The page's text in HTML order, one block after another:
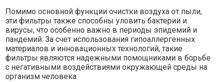
Помимо основной функции очистки воздуха от пыли,
эти фильтры также способны уловить бактерии и
вирусы, что особенно важно в периоды эпидемий и
пандемий. За счет использования гипоаллергенных
материалов и инновационных технологий, такие
фильтры являются надежными помощниками в борьбе
с негативными воздействиями окружающей среды на
организм человека.